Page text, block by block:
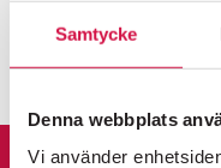
Samtycke
Denna webbplats
Vi använder
Pollione i Norma
Information